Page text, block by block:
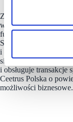
Zespół Nhood
wielofunkcyjne
funkcjach i zgodnie z
Są to przestrzenie
i dopasowane do
się także innych
i obsługuje transakcje
Ceetrus Polska o
możliwości biznesowe.